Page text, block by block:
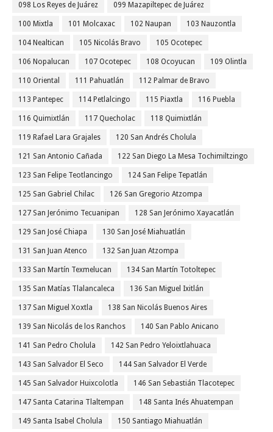
098 Los Reyes de Juárez 099 Mazapiltepec de Juárez
100 Mixtla 101 Molcaxac 102 Naupan 103 Nauzontla
104 Nealtican 105 Nicolás Bravo 105 Ocotepec
106 Nopalucan 107 Ocotepec 108 Ocoyucan 109 Olintla
110 Oriental 111 Pahuatlán 112 Palmar de Bravo
113 Pantepec 114 Petlalcingo 115 Piaxtla 116 Puebla
116 Quimixtlán 117 Quecholac 118 Quimixtlán
119 Rafael Lara Grajales 120 San Andrés Cholula
121 San Antonio Cañada 122 San Diego La Mesa Tochimiltzingo
123 San Felipe Teotlancingo 124 San Felipe Tepatlán
125 San Gabriel Chilac 126 San Gregorio Atzompa
127 San Jerónimo Tecuanipan 128 San Jerónimo Xayacatlán
129 San José Chiapa 130 San José Miahuatlán
131 San Juan Atenco 132 San Juan Atzompa
133 San Martín Texmelucan 134 San Martín Totoltepec
135 San Matías Tlalancaleca 136 San Miguel Ixitlán
137 San Miguel Xoxtla 138 San Nicolás Buenos Aires
139 San Nicolás de los Ranchos 140 San Pablo Anicano
141 San Pedro Cholula 142 San Pedro Yeloixtlahuaca
143 San Salvador El Seco 144 San Salvador El Verde
145 San Salvador Huixcolotla 146 San Sebastián Tlacotepec
147 Santa Catarina Tlaltempan 148 Santa Inés Ahuatempan
149 Santa Isabel Cholula 150 Santiago Miahuatlán